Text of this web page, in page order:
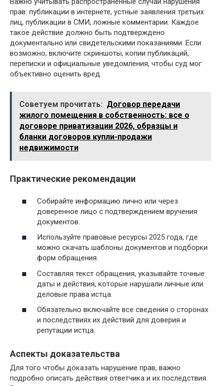
прав: публикации в интернете, устные заявления третьих
лиц, публикации в СМИ, ложные комментарии. Каждое
такое действие должно быть подтверждено
документально или свидетельскими показаниями. Если
возможно, включите скриншоты, копии публикаций,
переписки и официальные уведомления, чтобы суд мог
объективно оценить вред.
Советуем прочитать: Договор передачи
жилого помещения в собственность: все о
договоре приватизации 2026, образцы и
бланки договоров купли-продажи
недвижимости
Практические рекомендации
Собирайте информацию лично или через
доверенное лицо с подтверждением вручения
документов.
Используйте правовые ресурсы 2025 года, где
можно скачать шаблоны документов и подборки
форм обращения.
Составляя текст обращения, указывайте точные
даты и действия, которые нарушали личные или
деловые права истца.
Обязательно включайте все сведения о сторонах
и последствиях их действий для доверия и
репутации истца.
Аспекты доказательства
Для того чтобы доказать нарушение прав, важно
подробно описать действия ответчика и их последствия.